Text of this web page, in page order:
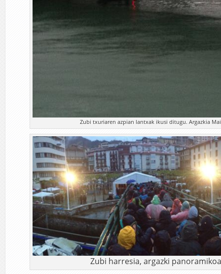
Zubi txuriaren azpian lantxak ikusi ditugu. Argazkia
Zubi harresia, argazki